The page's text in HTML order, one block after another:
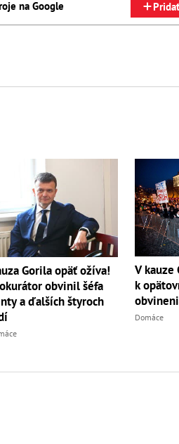
na Google Pridať
Gorila opäť ožíva!
obvinil šéfa
a ďalších štyroch
V
k
Domáce